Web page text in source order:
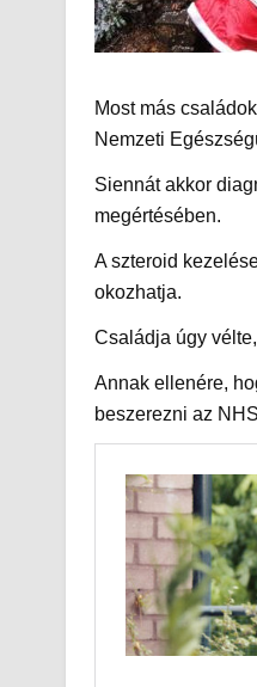
Most más
Nemzeti
Siennát akkor
megértésében.
A szteroid
okozhatja.
Családja úgy
Annak ellenére,
beszerezni az